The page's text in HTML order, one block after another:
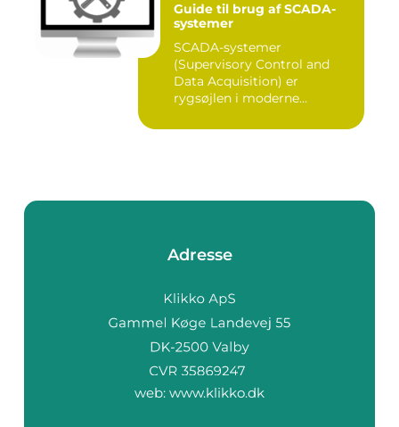
Guide til brug af SCADA-
systemer
SCADA-systemer
(Supervisory Control and
Data Acquisition) er
rygsøjlen i moderne
Adresse
web: www.klikko.dk